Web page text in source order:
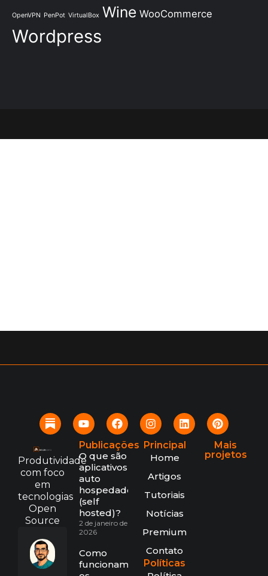
OpenVPN PenPot VirtualBox Wine WooCommerce
Wordpress
Produtividade
com foco
em
tecnologias
Open
Source
Publicações
O que são
aplicativos
auto
hospedados
(self
hosted)?
2 de janeiro de
2026
Como
funcionam
Principal
Home
Artigos
Tutoriais
Notícias
Premium
Contato
Políticas
Mais
projetos